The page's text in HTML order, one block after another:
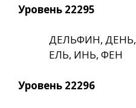
Уровень 22295
ДЕЛЬФИН,
ЕЛЬ, ИНЬ, ФЕН
Уровень 22296